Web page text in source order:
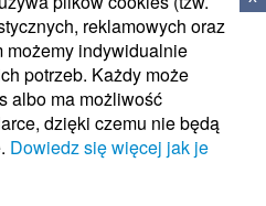
reklamowych oraz
indywidualnie
potrzeb. Każdy może
albo ma możliwość
dzięki czemu nie będą
Dowiedz się więcej jak je